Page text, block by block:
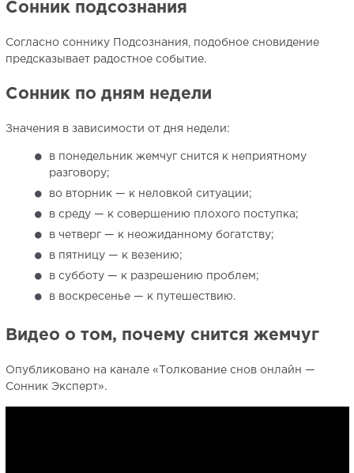
Сонник подсознания
Согласно соннику Подсознания, подобное сновидение
предсказывает радостное событие.
Сонник по дням недели
Значения в зависимости от дня недели:
в понедельник жемчуг снится к неприятному
разговору;
во вторник — к неловкой ситуации;
в среду — к совершению плохого поступка;
в четверг — к неожиданному богатству;
в пятницу — к везению;
в субботу — к разрешению проблем;
в воскресенье — к путешествию.
Видео о том, почему снится жемчуг
Опубликовано на канале «Толкование снов онлайн —
Сонник Эксперт».